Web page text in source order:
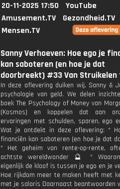
20-11-2025 17:50
YouTube
Amusement.TV
Gezondheid.TV
Mensen.TV
Sanny Verhoeven: Hoe ego je
kan saboteren (en hoe je dat
doorbreekt) #33 Van Struikelen
In deze aflevering duiken wij, Sanny &
psychologie van geld. We delen
boek The Psychology of Money van
(Kosmos) en koppelen dat aan
ervaringen met schulden, sparen, ego
Wat je ontdekt in deze aflevering: *
financiën kan saboteren (en hoe je dat
* Het geheim van rente-op-rente,
achtste wereldwonder 🔮 *
eigenlijk de kloof is tussen je ego en je
Hoe rijkdom meer te maken heeft met
met je salaris Daarnaast beantwoorden